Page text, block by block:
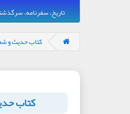
تاریخ، سفرنامه،
کتاب حدیث و شعر و
کتاب حدیث و